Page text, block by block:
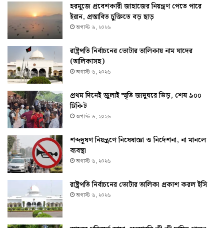
হরমুজে প্রবেশকারী জাহাজের নিয়ন্ত্রণ পেতে পারে
ইরান, প্রস্তাবিত চুক্তিতে বড় ছাড়
অগাস্ট ৬, ২০২৬
রাষ্ট্রপতি নির্বাচনের ভোটার তালিকায় নাম যাদের
(তালিকাসহ)
অগাস্ট ৬, ২০২৬
প্রথম দিনেই জুলাই স্মৃতি জাদুঘরে ভিড়, শেষ ৯০০
টিকিট
অগাস্ট ৬, ২০২৬
শব্দদূষণ নিয়ন্ত্রণে নিষেধাজ্ঞা ও নির্দেশনা, না মানলে
ব্যবস্থা
অগাস্ট ৬, ২০২৬
রাষ্ট্রপতি নির্বাচনের ভোটার তালিকা প্রকাশ করল ইসি
অগাস্ট ৬, ২০২৬